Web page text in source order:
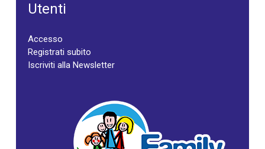
Utenti
Accesso
Registrati subito
Iscriviti alla Newsletter